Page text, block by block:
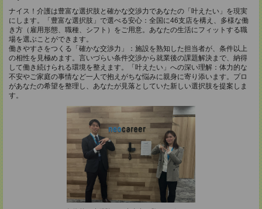
ナイス！介護は豊富な選択肢と確かな交渉力であなたの「叶えたい」を現実
にします。「豊富な選択肢」で選べる安心：全国に46支店を構え、多様な働
き方（雇用形態、職種、シフト）をご用意。あなたの生活にフィットする職
場を選ぶことができます。
働きやすさをつくる「確かな交渉力」：施設を熟知した担当者が、条件以上
の相性を見極めます。言いづらい条件交渉から就業後の課題解決まで、納得
して働き続けられる環境を整えます。「叶えたい」への深い理解：体力的な
不安やご家庭の事情など一人で抱えがちな悩みに親身に寄り添います。プロ
があなたの希望を整理し、あなたが見落としていた新しい選択肢を提案しま
す。